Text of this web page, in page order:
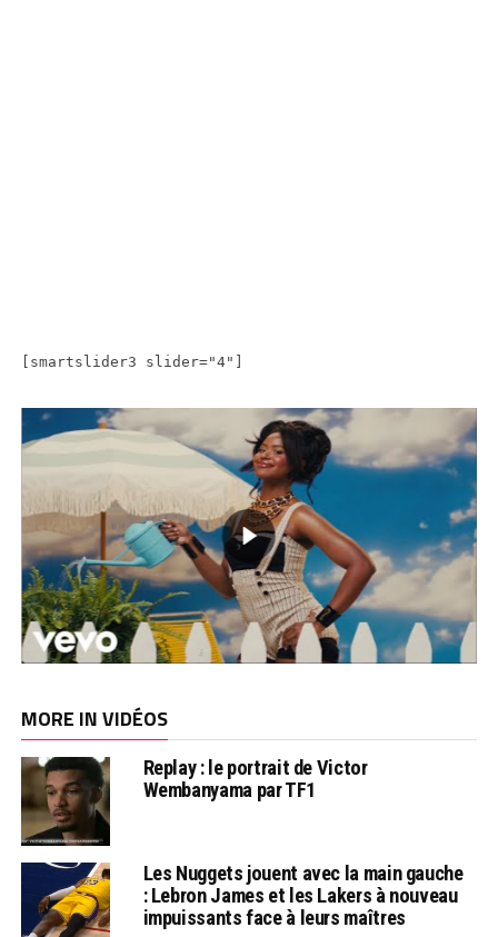
[smartslider3 slider="4"]
MORE IN VIDÉOS
Replay : le portrait de Victor
Wembanyama par TF1
Les Nuggets jouent avec la main gauche
: Lebron James et les Lakers à nouveau
impuissants face à leurs maîtres